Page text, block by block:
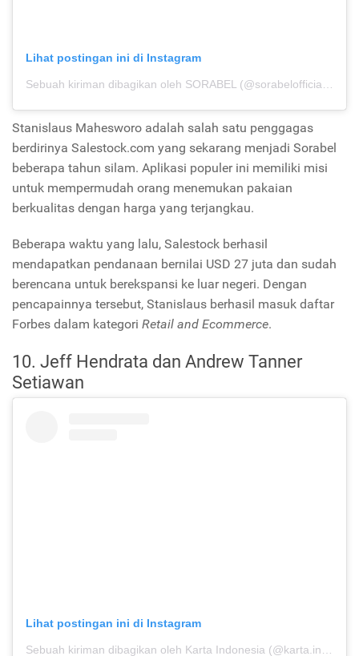
Lihat postingan ini di Instagram
Stanislaus Mahesworo adalah salah satu penggagas
berdirinya Salestock.com yang sekarang menjadi Sorabel
beberapa tahun silam. Aplikasi populer ini memiliki misi
untuk mempermudah orang menemukan pakaian
berkualitas dengan harga yang terjangkau.
Beberapa waktu yang lalu, Salestock berhasil
mendapatkan pendanaan bernilai USD 27 juta dan sudah
berencana untuk berekspansi ke luar negeri. Dengan
pencapainnya tersebut, Stanislaus berhasil masuk daftar
Forbes dalam kategori Retail and Ecommerce.
10. Jeff Hendrata dan Andrew Tanner
Setiawan
Lihat postingan ini di Instagram